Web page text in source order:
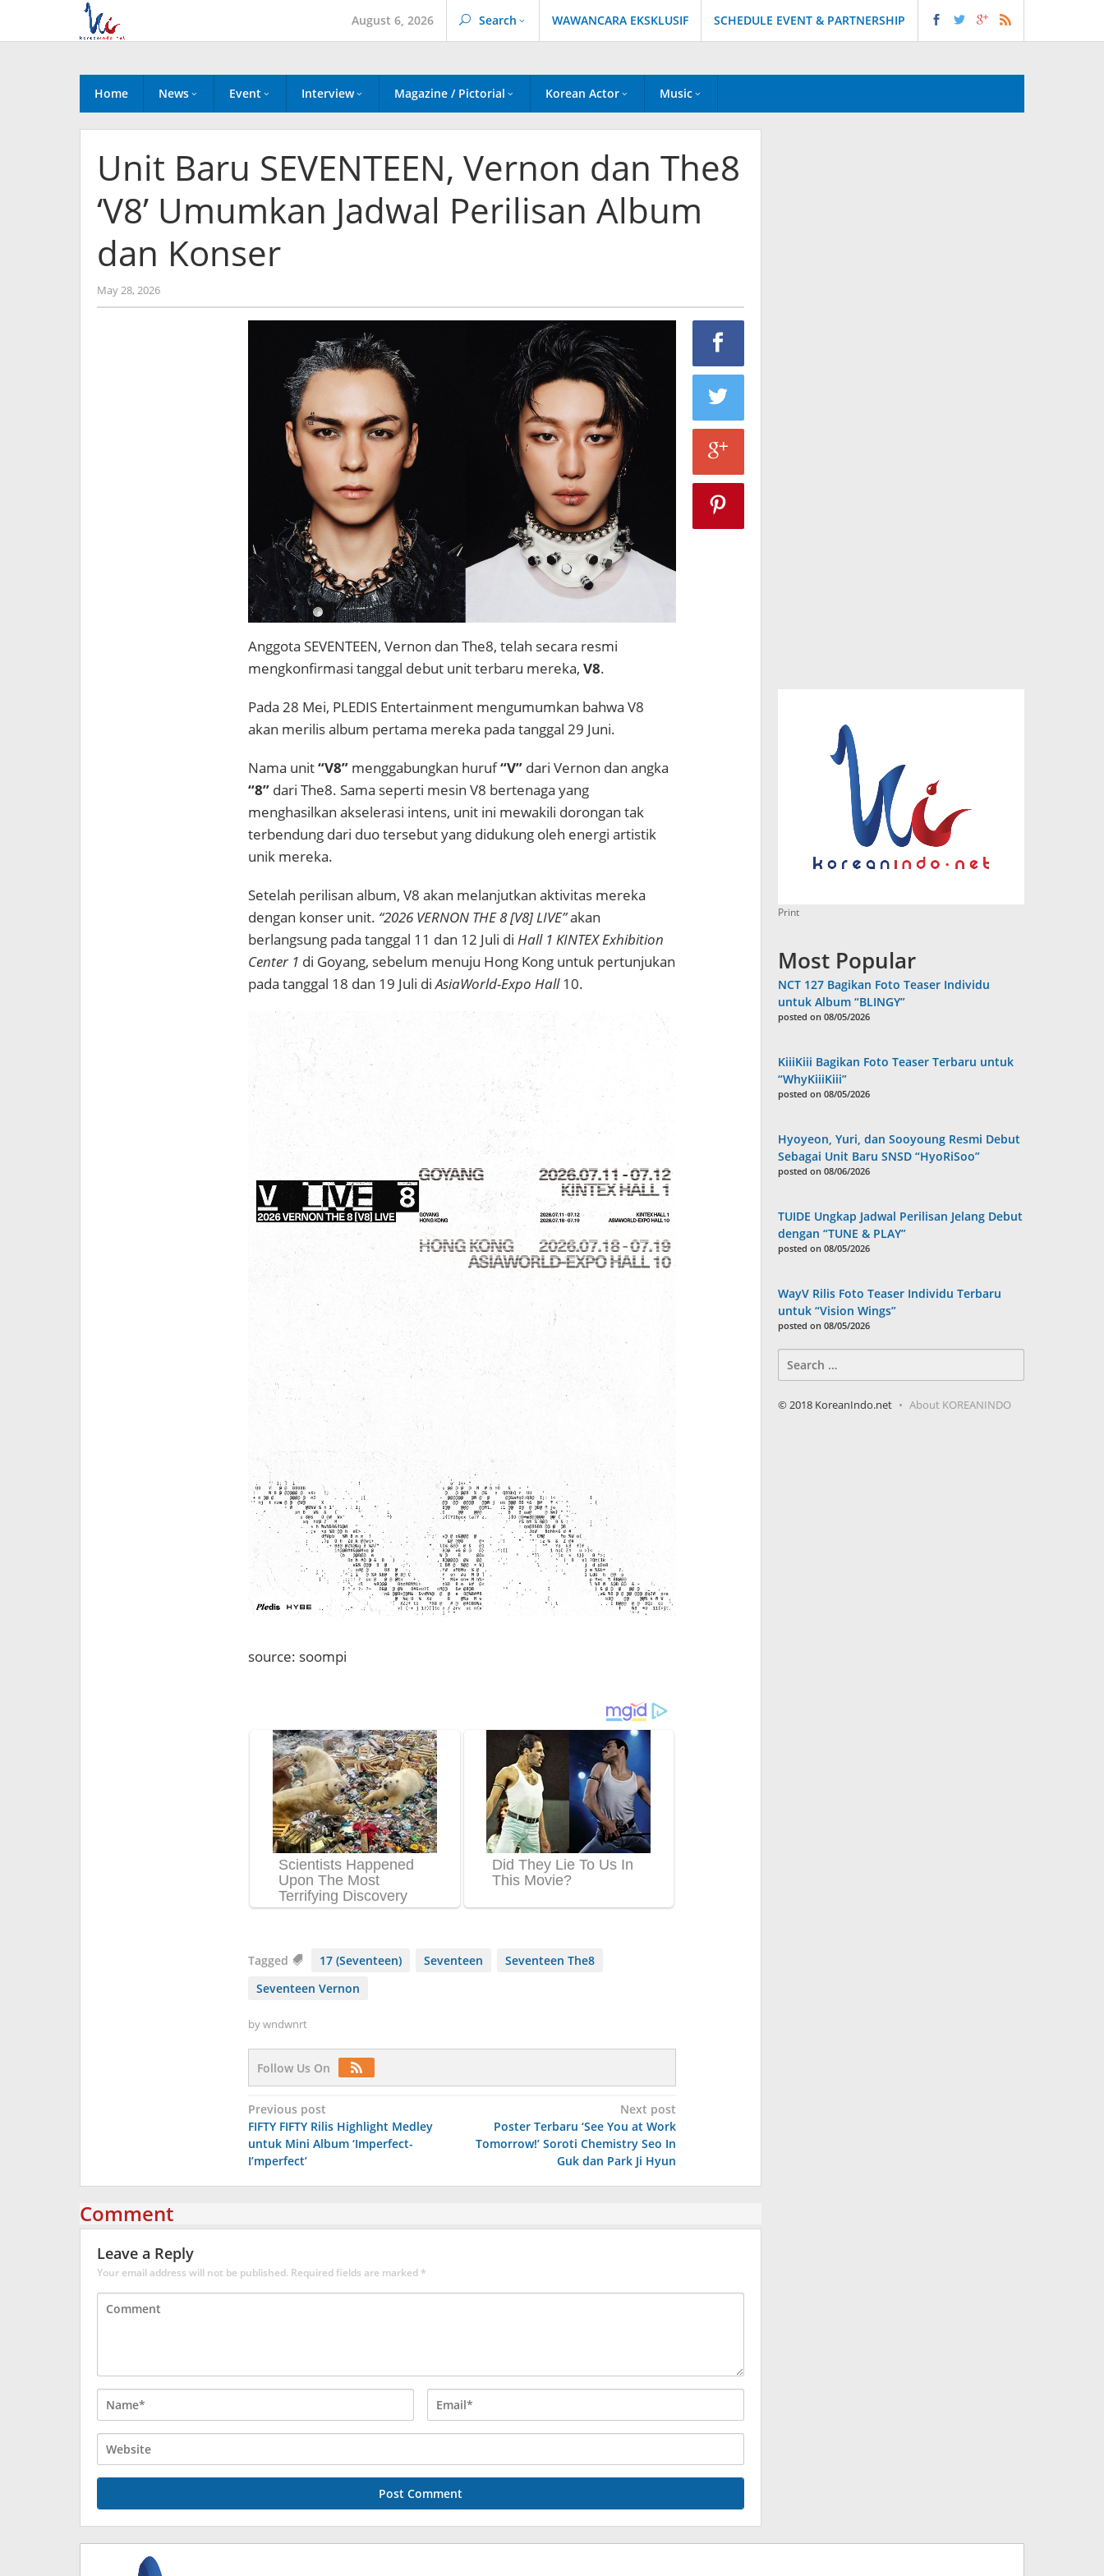
content
August 6, 2026 Search WAWANCARA EKSKLUSIF SCHEDULE EVENT & PARTNERSHIP
Home News Event Interview Magazine / Pictorial Korean Actor Music
Unit Baru SEVENTEEN, Vernon dan The8
‘V8’ Umumkan Jadwal Perilisan Album
dan Konser
May 28, 2026by
wndwnrt
Anggota SEVENTEEN, Vernon dan The8, telah secara resmi
mengkonfirmasi tanggal debut unit terbaru mereka, V8.
Pada 28 Mei, PLEDIS Entertainment mengumumkan bahwa V8
akan merilis album pertama mereka pada tanggal 29 Juni.
Nama unit“V8”menggabungkan huruf“V”dari Vernon dan angka
“8”dari The8. Sama seperti mesin V8 bertenaga yang
menghasilkan akselerasi intens, unit ini mewakili dorongan tak
terbendung dari duo tersebut yang didukung oleh energi artistik
unik mereka.
Setelah perilisan album, V8 akan melanjutkan aktivitas mereka
dengan konser unit. “2026 VERNON THE 8 [V8] LIVE”akan
berlangsung pada tanggal 11 dan 12 Juli di Hall 1 KINTEX Exhibition
Center 1 di Goyang, sebelum menuju Hong Kong untuk pertunjukan
pada tanggal 18 dan 19 Juli diAsiaWorld-Expo Hall10.
source: soompi
Tagged 17 (Seventeen) Seventeen
Seventeen The8
Seventeen Vernon
bywndwnrt
Follow Us On
Post
navigation
Previous post
FIFTY FIFTY Rilis Highlight Medley
untuk Mini Album ‘Imperfect-
I’mperfect’
Next post
Poster Terbaru ‘See You at Work
Tomorrow!’ Soroti Chemistry Seo In
Guk dan Park Ji Hyun
Comment
Leave a Reply
Your email address will not be published. Required fields are marked*
Print
Most Popular
NCT 127 Bagikan Foto Teaser Individu
untuk Album “BLINGY”
posted on 08/05/2026
KiiiKiii Bagikan Foto Teaser Terbaru untuk
“WhyKiiiKiii”
posted on 08/05/2026
Hyoyeon, Yuri, dan Sooyoung Resmi Debut
Sebagai Unit Baru SNSD “HyoRiSoo”
posted on 08/06/2026
TUIDE Ungkap Jadwal Perilisan Jelang Debut
dengan “TUNE & PLAY”
posted on 08/05/2026
WayV Rilis Foto Teaser Individu Terbaru
untuk “Vision Wings”
posted on 08/05/2026
for:
© 2018 KoreanIndo.net About KOREANINDO